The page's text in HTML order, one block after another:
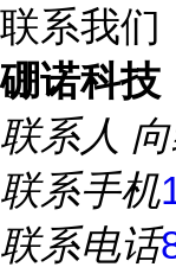
联系我们
硼诺科技
联系人
联系手机
联系电话